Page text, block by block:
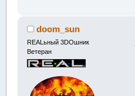
doom_sun
REALьный 3DOшник
Ветеран